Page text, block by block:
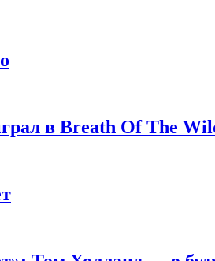
в Breath Of The